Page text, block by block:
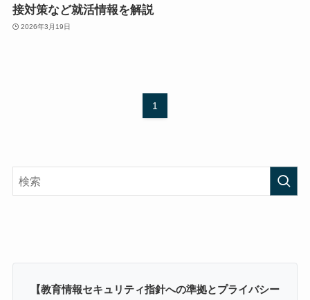
接対策など就活情報を解説
2026年3月19日
1
【教育情報セキュリティ指針への準拠とプライバシー